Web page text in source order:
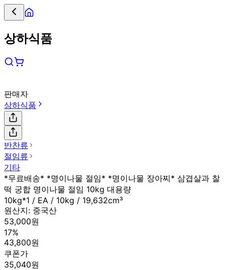
상하식품
판매자
상하식품
반찬류
절임류
기타
*무료배송* *명이나물 절임* *명이나물 장아찌* 삼겹살과 찰
떡 궁합 명이나물 절임 10kg 대용량
10kg*1 / EA / 10kg / 19,632cm³
원산지: 중국산
53,000원
17%
43,800원
쿠폰가
35,040원